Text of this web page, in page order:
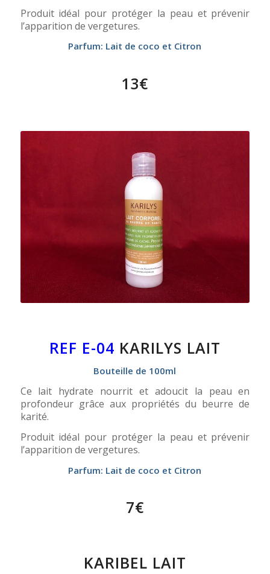
Produit idéal pour protéger la peau et prévenir
l’apparition de vergetures.
Parfum: Lait de coco et Citron
13€
REF E-04 KARILYS LAIT
Bouteille de 100ml
Ce lait hydrate nourrit et adoucit la peau en
profondeur grâce aux propriétés du beurre de
karité.
Produit idéal pour protéger la peau et prévenir
l’apparition de vergetures.
Parfum: Lait de coco et Citron
7€
KARIBEL LAIT